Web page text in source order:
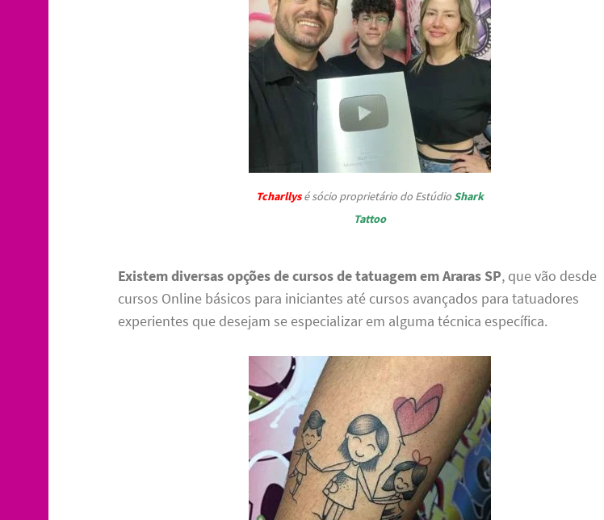
Tcharllysé sócio proprietário do Estúdio Shark
Tattoo
Existem diversas opções de cursos de tatuagem em Araras SP, que vão desde
cursos Online básicos para iniciantes até cursos avançados para tatuadores
experientes que desejam se especializar em alguma técnica específica.